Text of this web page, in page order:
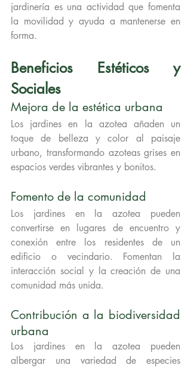
jardinería es una actividad que fomenta
la movilidad y ayuda a mantenerse en
forma.
Beneficios Estéticos y
Sociales
Mejora de la estética urbana
Los jardines en la azotea añaden un
toque de belleza y color al paisaje
urbano, transformando azoteas grises en
espacios verdes vibrantes y bonitos.
Fomento de la comunidad
Los jardines en la azotea pueden
convertirse en lugares de encuentro y
conexión entre los residentes de un
edificio o vecindario. Fomentan la
interacción social y la creación de una
comunidad más unida.
Contribución a la biodiversidad
urbana
Los jardines en la azotea pueden
albergar una variedad de especies